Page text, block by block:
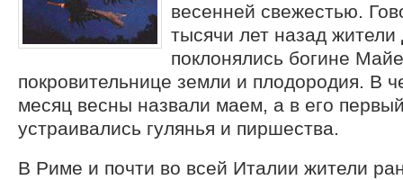
весенней свежестью.
тысячи лет назад
поклонялись богине
покровительнице земли и плодородия. В
месяц весны назвали маем, а в его
устраивались гулянья и пиршества.
В Риме и почти во всей Италии жители